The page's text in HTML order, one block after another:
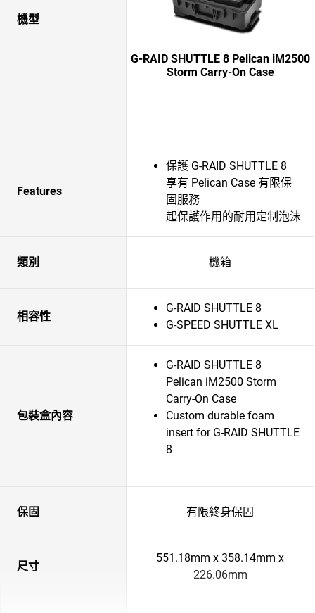
機型
G-RAID SHUTTLE 8 Pelican iM2500
Storm Carry-On Case
Features
保護 G-RAID SHUTTLE 8
享有 Pelican Case 有限保
固服務
起保護作用的耐用定制泡沫
類別 機箱
相容性
G-RAID SHUTTLE 8
G-SPEED SHUTTLE XL
包裝盒內容
G-RAID SHUTTLE 8
Pelican iM2500 Storm
Carry-On Case
Custom durable foam
insert for G-RAID SHUTTLE
8
保固 有限終身保固
尺寸
551.18mm x 358.14mm x
226.06mm